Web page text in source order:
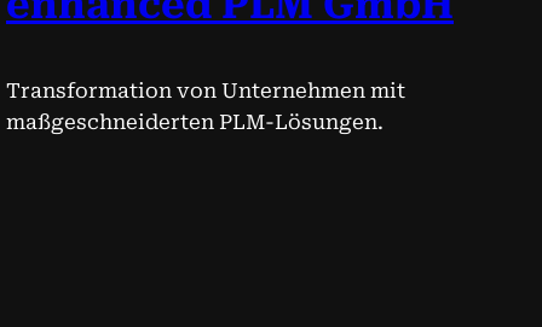
Transformation von Unternehmen mit
maßgeschneiderten PLM-Lösungen.